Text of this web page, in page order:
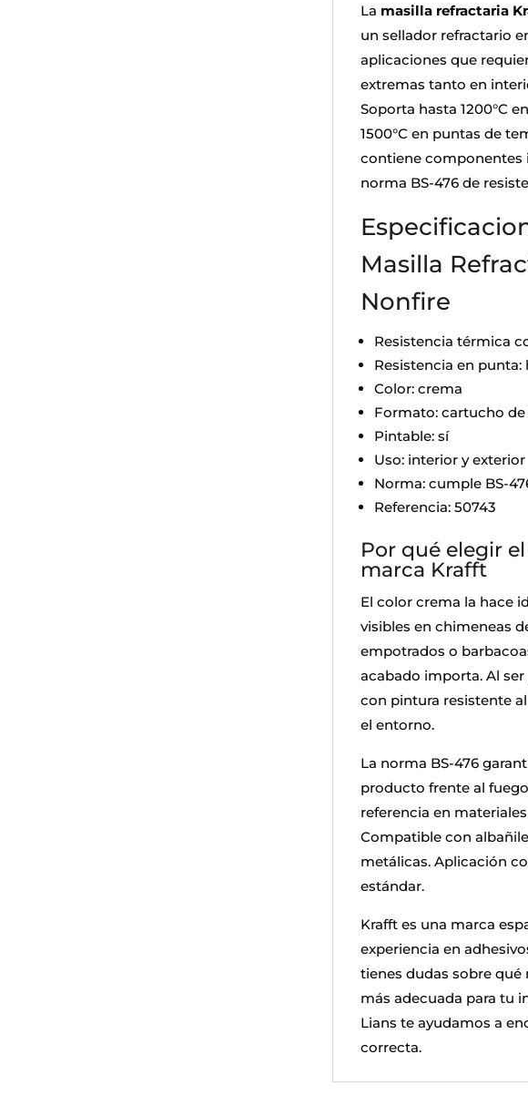
La masilla refractaria
un sellador refractario
aplicaciones que
extremas tanto en
Soporta hasta 1200°C
1500°C en puntas de
contiene componentes
norma BS-476 de
Masilla
Nonfire
Resistencia térmica
Resistencia en punta:
Color: crema
Formato: cartucho
Pintable: sí
Uso: interior y exterior
Norma: cumple BS-
Referencia: 50743
Por qué elegir
marca Krafft
El color crema la hace
visibles en chimeneas
empotrados o
acabado importa. Al
con pintura resistente
el entorno.
La norma BS-476
producto frente al
referencia en
Compatible con
metálicas. Aplicación
estándar.
Krafft es una marca
experiencia en
tienes dudas sobre qué
más adecuada para tu
Lians te ayudamos a
correcta.